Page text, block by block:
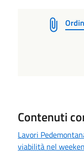
Contenuti
Lavori
viabilità nel